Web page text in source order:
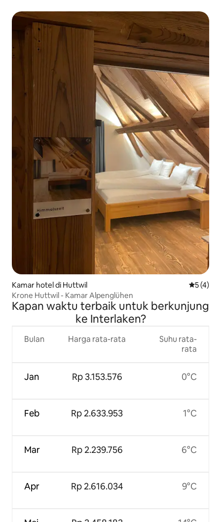
Kamar hotel di Huttwil Nilai
5 (4)
Krone Huttwil - Kamar Alpenglühen
Kapan waktu terbaik untuk berkunjung
ke Interlaken?
Bulan
Jan
Feb
Mar
Apr
Harga rata-rata
Rp 3.153.576
Rp 2.633.953
Rp 2.239.756
Rp 2.616.034
Suhu rata-
rata
0°C
1°C
6°C
9°C